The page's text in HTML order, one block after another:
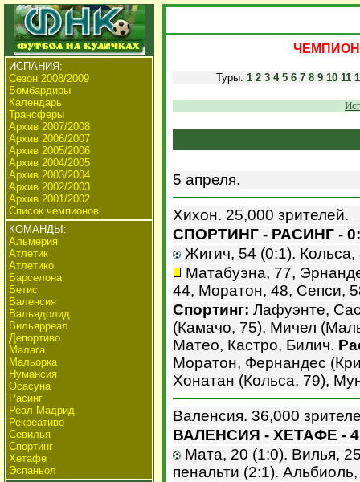
ИСПАНИЯ:
Сезон 2008/2009
Бомбардиры
Календарь
Трансферы
Архив 2007/2008
Архив 2006/2007
Архив 2005/2006
Архив 2004/2005
Архив 2003/2004
Архив 2002/2003
Архив 2001/2002
Список чемпионов
КОМАНДЫ:
Альмерия
Атлетик
Атлетико
Барселона
Бетис
Валенсия
Вальядолид
Вильярреал
Депортиво
Малага
Мальорка
Нумансия
Осасуна
Расинг
Реал Мадрид
Рекреативо
Севилья
Спортинг
Хетафе
Эспаньол
Туры: 1 2 3 4 5 6 7 8 9 10 11
5 апреля.
Хихон. 25,000 зрителей.
СПОРТИНГ - РАСИНГ -
Жигич, 54 (0:1). Кольса,
Матабуэна, 77,
44, Моратон, 48, Сепси,
Спортинг: Лафуэнте,
(Камачо, 75), Мичел
Матео, Кастро, Билич.
Моратон, Фернандес
Хонатан (Кольса, 79),
Валенсия. 36,000
ВАЛЕНСИЯ - ХЕТАФЕ -
Мата, 20 (1:0). Вилья,
пенальти (2:1).